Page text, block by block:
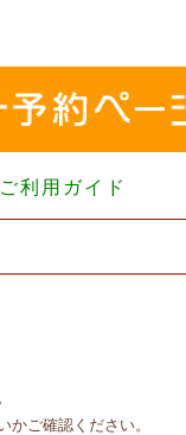
ご利用ガイド
ついて
法に基づく表示
かご確認ください。